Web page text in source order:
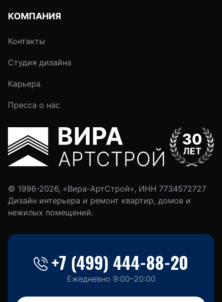
КОМПАНИЯ
Контакты
Студия дизайна
Карьера
Пресса о нас
© 1996-2026, «Вира-АртСтрой», ИНН 7734572727
Дизайн интерьера и ремонт квартир, домов и
нежилых помещений.
+7 (499) 444-88-20
Ежедневно 9:00–20:00